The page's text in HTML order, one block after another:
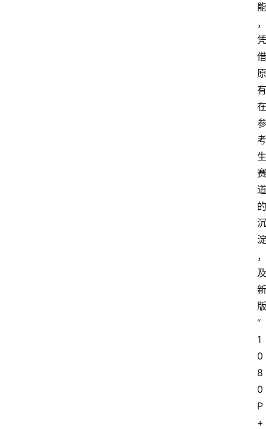
能
，
凭
借
原
有
在
参
考
生
赛
道
的
沉
淀
，
及
新
版
“
1
0
8
0
P
+